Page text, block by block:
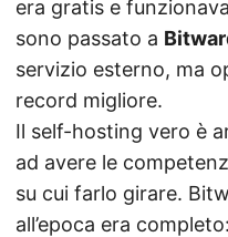
era gratis e
sono passato a
servizio esterno, ma
record migliore.
Il self-hosting vero è
ad avere le
su cui farlo girare.
all’epoca era